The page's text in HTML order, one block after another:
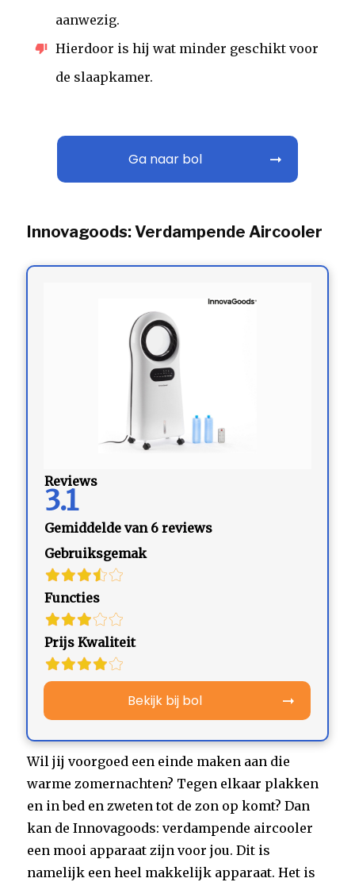
aanwezig.
Hierdoor is hij wat minder geschikt voor
de slaapkamer.
Ga naar bol
Innovagoods: Verdampende Aircooler
Reviews
3.1
Gemiddelde van 6 reviews
Gebruiksgemak
Functies
Prijs Kwaliteit
Bekijk bij bol
Wil jij voorgoed een einde maken aan die
warme zomernachten? Tegen elkaar plakken
en in bed en zweten tot de zon op komt? Dan
kan de Innovagoods: verdampende aircooler
een mooi apparaat zijn voor jou. Dit is
namelijk een heel makkelijk apparaat. Het is